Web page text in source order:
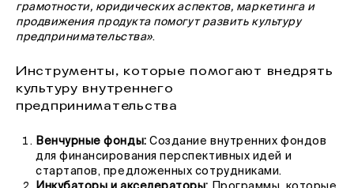
грамотности, юридических аспектов, маркетинга и
продвижения продукта помогут развить культуру
предпринимательства».
Инструменты, которые помогают внедрять
культуру внутреннего
предпринимательства
Венчурные фонды: Создание внутренних фондов
для финансирования перспективных идей и
стартапов, предложенных сотрудниками.